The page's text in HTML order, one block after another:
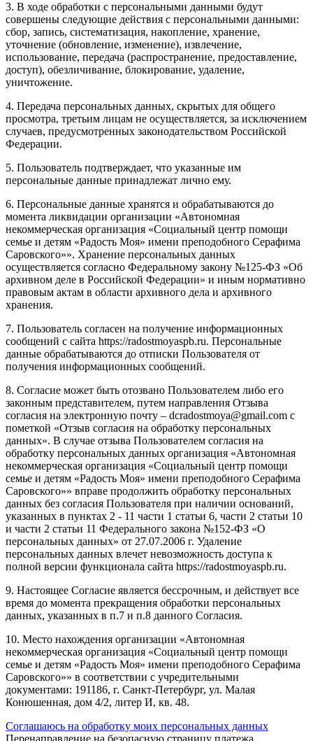
3. В ходе обработки с персональными данными будут
совершены следующие действия с персональными данными:
сбор, запись, систематизация, накопление, хранение,
уточнение (обновление, изменение), извлечение,
использование, передача (распространение, предоставление,
доступ), обезличивание, блокирование, удаление,
уничтожение.
4. Передача персональных данных, скрытых для общего
просмотра, третьим лицам не осуществляется, за исключением
случаев, предусмотренных законодательством Российской
Федерации.
5. Пользователь подтверждает, что указанные им
персональные данные принадлежат лично ему.
6. Персональные данные хранятся и обрабатываются до
момента ликвидации организации «Автономная
некоммерческая организация «Социальный центр помощи
семье и детям «Радость Моя» имени преподобного Серафима
Саровского»». Хранение персональных данных
осуществляется согласно Федеральному закону №125-ФЗ «Об
архивном деле в Российской Федерации» и иным нормативно
правовым актам в области архивного дела и архивного
хранения.
7. Пользователь согласен на получение информационных
сообщений с сайта https://radostmoyaspb.ru. Персональные
данные обрабатываются до отписки Пользователя от
получения информационных сообщений.
8. Согласие может быть отозвано Пользователем либо его
законным представителем, путем направления Отзыва
согласия на электронную почту – dcradostmoya@gmail.com с
пометкой «Отзыв согласия на обработку персональных
данных». В случае отзыва Пользователем согласия на
обработку персональных данных организация «Автономная
некоммерческая организация «Социальный центр помощи
семье и детям «Радость Моя» имени преподобного Серафима
Саровского»» вправе продолжить обработку персональных
данных без согласия Пользователя при наличии оснований,
указанных в пунктах 2 - 11 части 1 статьи 6, части 2 статьи 10
и части 2 статьи 11 Федерального закона №152-ФЗ «О
персональных данных» от 27.07.2006 г. Удаление
персональных данных влечет невозможность доступа к
полной версии функционала сайта https://radostmoyaspb.ru.
9. Настоящее Согласие является бессрочным, и действует все
время до момента прекращения обработки персональных
данных, указанных в п.7 и п.8 данного Согласия.
10. Место нахождения организации «Автономная
некоммерческая организация «Социальный центр помощи
семье и детям «Радость Моя» имени преподобного Серафима
Саровского»» в соответствии с учредительными
документами: 191186, г. Санкт-Петербург, ул. Малая
Конюшенная, дом 4/2, литер И, кв. 48.
Соглашаюсь на обработку моих персональных данных